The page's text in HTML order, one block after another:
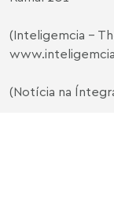
(Inteligemcia -
(Notícia na